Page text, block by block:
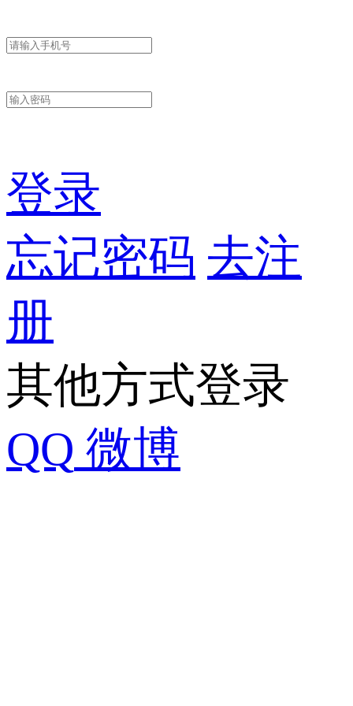
登录
忘记密码 去注
册
其他方式登录
QQ 微博